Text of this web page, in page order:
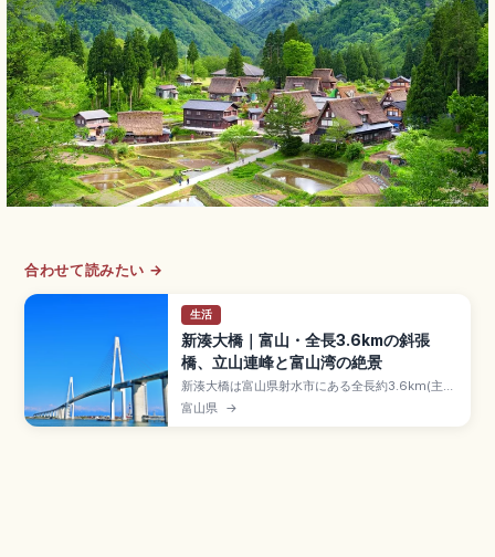
合わせて読みたい →
生活
新湊大橋｜富山・全長3.6kmの斜張
橋、立山連峰と富山湾の絶景
新湊大橋は富山県射水市にある全長約3.6km(主橋
梁部約600m)の日本海側最大級の斜張橋で、
2012年開通。上層が車道、下層が全天候型の歩行
富山県 →